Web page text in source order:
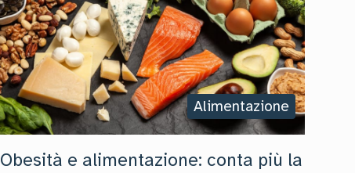
Alimentazione
Obesità e alimentazione: conta più la